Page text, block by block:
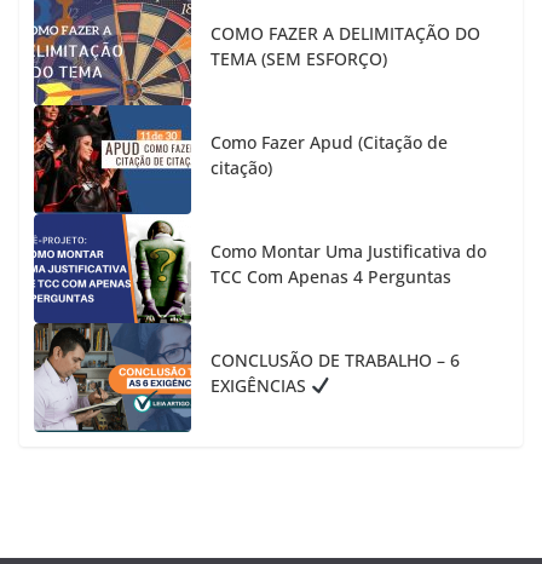
COMO FAZER A DELIMITAÇÃO DO
TEMA (SEM ESFORÇO)
Como Fazer Apud (Citação de
citação)
Como Montar Uma Justificativa do
TCC Com Apenas 4 Perguntas
CONCLUSÃO DE TRABALHO – 6
EXIGÊNCIAS